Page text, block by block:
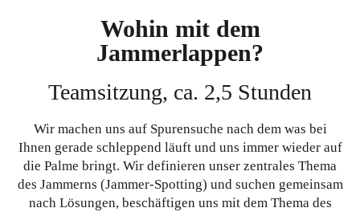
Wohin mit dem
Jammerlappen?
Teamsitzung, ca. 2,5 Stunden
Wir machen uns auf Spurensuche nach dem was bei
Ihnen gerade schleppend läuft und uns immer wieder auf
die Palme bringt. Wir definieren unser zentrales Thema
des Jammerns (Jammer-Spotting) und suchen gemeinsam
nach Lösungen, beschäftigen uns mit dem Thema des